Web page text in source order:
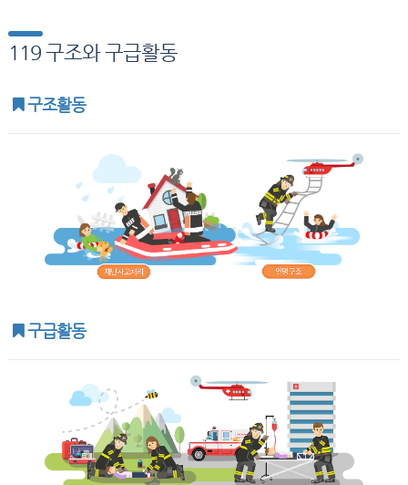
119 구조와 구급활동
구조활동
구급활동